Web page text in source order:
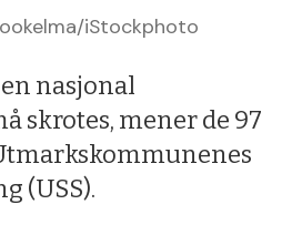
iStockphoto
nasjonal
skrotes, mener de 97
(USS).